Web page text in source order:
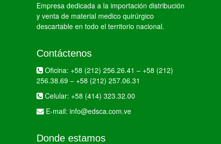
Empresa dedicada a la importación distribución
y venta de material medico quirúrgico
descartable en todo el territorio nacional.
Contáctenos
Oficina: +58 (212) 256.26.41 – +58 (212)
256.38.69 – +58 (212) 257.06.31
Celular: +58 (414) 323.32.00
E-mail: info@edsca.com.ve
Donde estamos